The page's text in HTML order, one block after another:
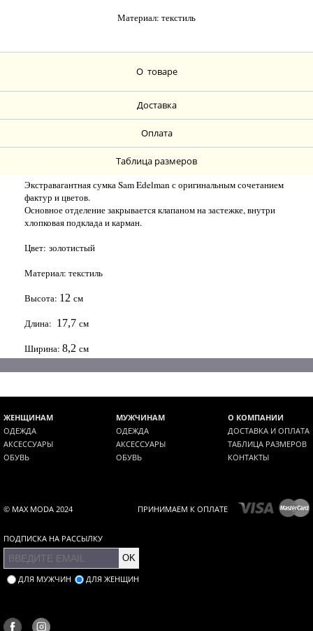
Материал: текстиль
О товаре
Доставка
Оплата
Таблица размеров
Экстравагантная сумка Sam Edelman с оригинальным сочетанием
фактур и цветов.
Основное отделение закрывается клапаном на застежке, внутри
хлопковая подклада и карман.
Цвет: золотистый
Материал: текстиль
Высота: 12 см
Длина: 17,7 см
Ширина: 8,2 см
ЖЕНЩИНАМ
ОДЕЖДА
АКСЕССУАРЫ
ОБУВЬ
МУЖЧИНАМ
ОДЕЖДА
АКСЕССУАРЫ
ОБУВЬ
О КОМПАНИИ
ДОСТАВКА И ОПЛАТА
ТАБЛИЦА РАЗМЕРОВ
КОНТАКТЫ
© MAX MODA 2024 ПРИНИМАЕМ К ОПЛАТЕ
ПОДПИСКА НА РАССЫЛКУ
OK
ДЛЯ МУЖЧИН
ДЛЯ ЖЕНЩИН